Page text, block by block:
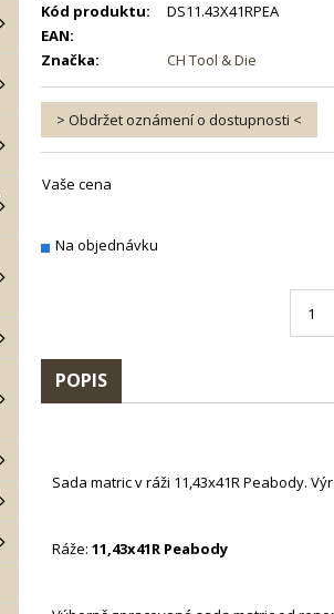
Kód produktu:
DS11.43X41RPEA
EAN:
Značka:
CH Tool & Die
> Obdržet oznámení o dostupnosti <
Vaše cena
Na objednávku
POPIS
Sada matric v ráži 11,43x41R Peabody.
Ráže: 11,43x41R Peabody